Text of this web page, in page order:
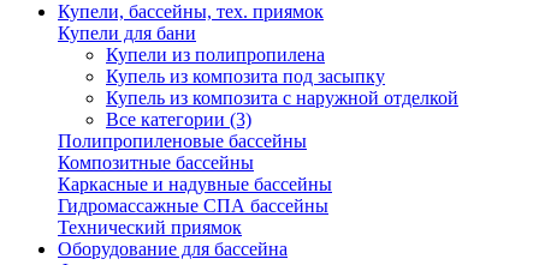
Купели, бассейны, тех. приямок
Купели для бани
Купели из полипропилена
Купель из композита под засыпку
Купель из композита с наружной отделкой
Все категории (3)
Полипропиленовые бассейны
Композитные бассейны
Каркасные и надувные бассейны
Гидромассажные СПА бассейны
Технический приямок
Оборудование для бассейна